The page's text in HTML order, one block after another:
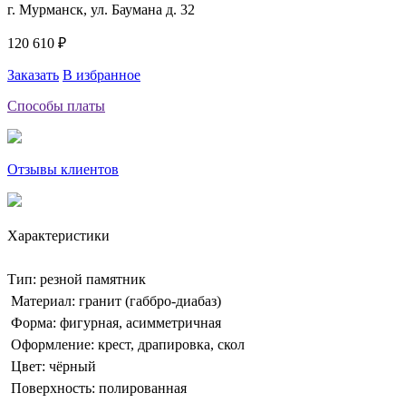
г. Мурманск, ул. Баумана д. 32
120 610 ₽
Заказать В избранное
Способы платы
Отзывы клиентов
Характеристики
Тип: резной памятник
Материал: гранит (габбро-диабаз)
Форма: фигурная, асимметричная
Оформление: крест, драпировка, скол
Цвет: чёрный
Поверхность: полированная